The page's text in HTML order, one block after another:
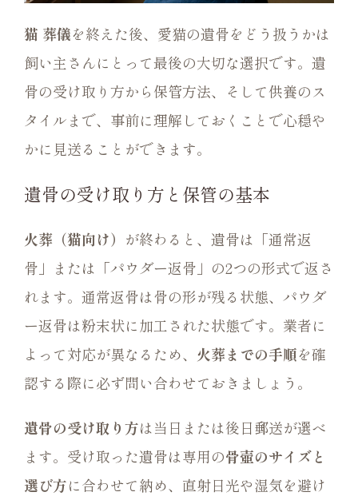
猫 葬儀を終えた後、愛猫の遺骨をどう扱うかは
飼い主さんにとって最後の大切な選択です。遺
骨の受け取り方から保管方法、そして供養のス
タイルまで、事前に理解しておくことで心穏や
かに見送ることができます。
遺骨の受け取り方と保管の基本
火葬（猫向け） が終わると、遺骨は「通常返
骨」または「パウダー返骨」の2つの形式で返さ
れます。通常返骨は骨の形が残る状態、パウダ
ー返骨は粉末状に加工された状態です。業者に
よって対応が異なるため、 火葬までの手順を確
認する際に必ず問い合わせておきましょう。
遺骨の受け取り方は当日または後日郵送が選べ
ます。受け取った遺骨は専用の骨壺のサイズと
選び方に合わせて納め、直射日光や湿気を避け